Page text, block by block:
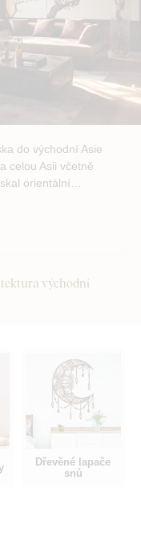
do východní Asie
celou Asii včetně
orientální…
východní
Dřevěné lapače
snů